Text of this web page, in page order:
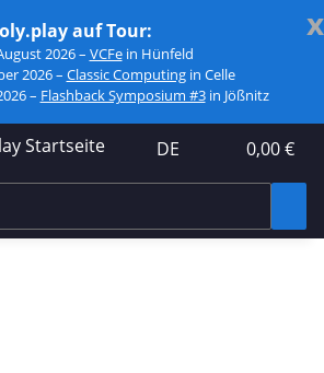
x
auf Tour:
2026 – VCFein Hünfeld
2026 – Classic Computingin Celle
– Flashback Symposium #3in Jößnitz
DE 0,00 €